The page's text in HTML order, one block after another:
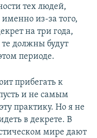
тех людей,
из-за того,
на три года,
те должны будут
периоде.
прибегать к
и не самым
практику. Но я не
в декрете. В
мире дают